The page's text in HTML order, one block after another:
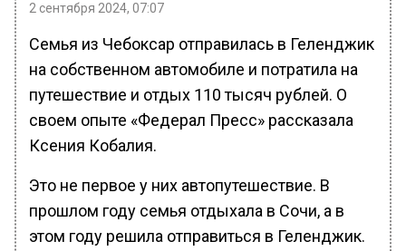
2 сентября 2024, 07:07
Семья из Чебоксар отправилась в Геленджик
на собственном автомобиле и потратила на
путешествие и отдых 110 тысяч рублей. О
своем опыте «Федерал Пресс» рассказала
Ксения Кобалия.
Это не первое у них автопутешествие. В
прошлом году семья отдыхала в Сочи, а в
этом году решила отправиться в Геленджик.